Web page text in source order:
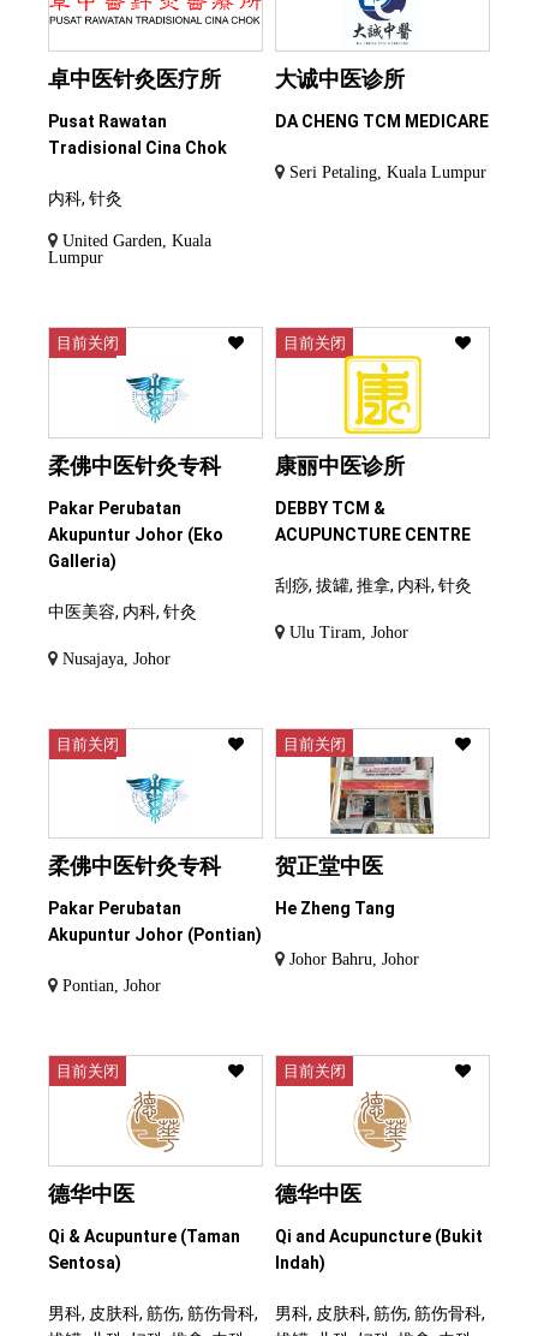
卓中医针灸医疗所
Pusat Rawatan
Tradisional Cina Chok
内科, 针灸
United Garden, Kuala
Lumpur
大诚中医诊所
DA CHENG TCM MEDICARE
Seri Petaling, Kuala Lumpur
目前关闭
柔佛中医针灸专科
Pakar Perubatan
Akupuntur Johor (Eko
Galleria)
中医美容, 内科, 针灸
Nusajaya, Johor
目前关闭
康丽中医诊所
DEBBY TCM &
ACUPUNCTURE CENTRE
刮痧, 拔罐, 推拿, 内科, 针灸
Ulu Tiram, Johor
目前关闭
柔佛中医针灸专科
Pakar Perubatan
Akupuntur Johor (Pontian)
Pontian, Johor
目前关闭
贺正堂中医
He Zheng Tang
Johor Bahru, Johor
目前关闭
德华中医
Qi & Acupunture (Taman
Sentosa)
男科, 皮肤科, 筋伤, 筋伤骨科,
目前关闭
德华中医
Qi and Acupuncture (Bukit
Indah)
男科, 皮肤科, 筋伤, 筋伤骨科,